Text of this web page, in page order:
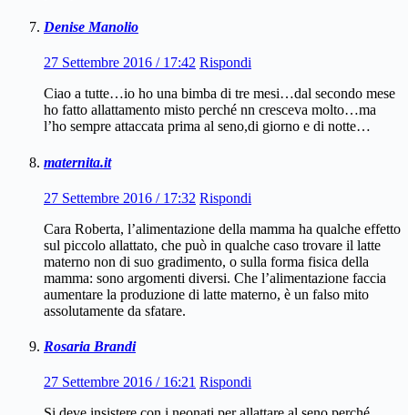
Denise Manolio
27 Settembre 2016 / 17:42 Rispondi
Ciao a tutte…io ho una bimba di tre mesi…dal secondo mese
ho fatto allattamento misto perché nn cresceva molto…ma
l’ho sempre attaccata prima al seno,di giorno e di notte…
maternita.it
27 Settembre 2016 / 17:32 Rispondi
Cara Roberta, l’alimentazione della mamma ha qualche effetto
sul piccolo allattato, che può in qualche caso trovare il latte
materno non di suo gradimento, o sulla forma fisica della
mamma: sono argomenti diversi. Che l’alimentazione faccia
aumentare la produzione di latte materno, è un falso mito
assolutamente da sfatare.
Rosaria Brandi
27 Settembre 2016 / 16:21 Rispondi